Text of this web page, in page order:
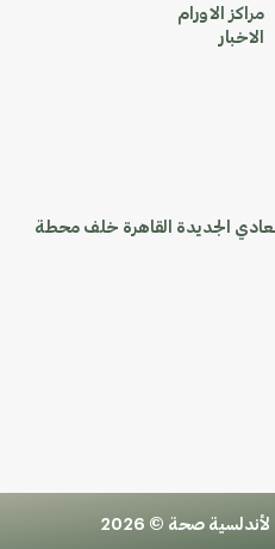
مراكز الاورام
الاخبار
الاسلكي تقسيم 4 ج \ 6 المعادي الجديدة القاهرة خلف محطة
صحة © 2026